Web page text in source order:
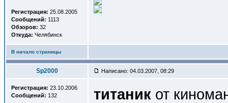
Регистрация: 25.08.2005
Сообщений: 1113
Обзоров: 32
Откуда: Челябинск
В начало страницы
Sp2000 Написано: 04.03.2007, 08:29
Регистрация: 23.10.2006
Сообщений: 132 титаник от